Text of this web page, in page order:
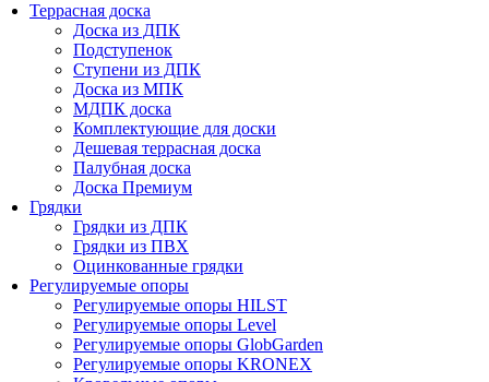
Террасная доска
Доска из ДПК
Подступенок
Ступени из ДПК
Доска из МПК
МДПК доска
Комплектующие для доски
Дешевая террасная доска
Палубная доска
Доска Премиум
Грядки
Грядки из ДПК
Грядки из ПВХ
Оцинкованные грядки
Регулируемые опоры
Регулируемые опоры HILST
Регулируемые опоры Level
Регулируемые опоры GlobGarden
Регулируемые опоры KRONEX